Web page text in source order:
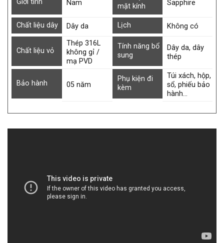
Giới tính Nam
mặt kính
Sapphire
Chất liệu dây Dây da Lịch Không có
Chất liệu vỏ
Thép 316L
không gỉ /
mạ PVD
Tính năng bổ
sung
Dây da, dây
thép
Bảo hành 05 năm
Phụ kiện đi
kèm
Túi xách, hộp,
sổ, phiếu bảo
hành…